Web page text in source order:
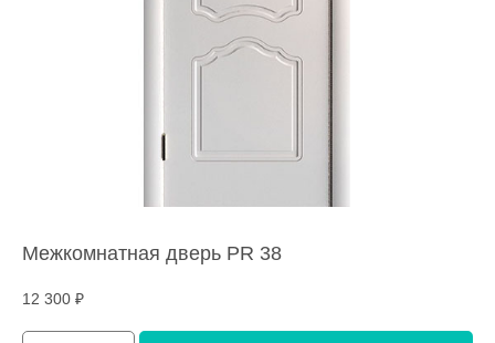
Межкомнатная дверь PR 38
12 300 ₽